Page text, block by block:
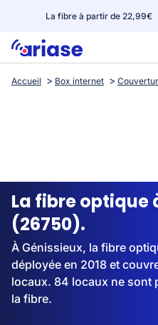
La fibre à partir de 22,99€
Box internet
Streaming
Accueil Box internet
La fibre optique
(26750).
À Génissieux, la fibre
déployée en 2018 et
locaux. 84 locaux ne sont
la fibre.